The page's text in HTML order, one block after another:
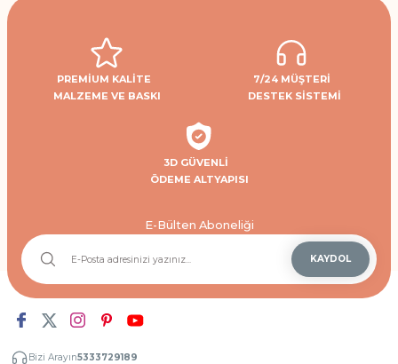
PREMİUM KALİTE
MALZEME VE BASKI
7/24 MÜŞTERİ
DESTEK SİSTEMİ
3D GÜVENLİ
ÖDEME ALTYAPISI
E-Bülten Aboneliği
KAYDOL
Bizi Arayın5333729189